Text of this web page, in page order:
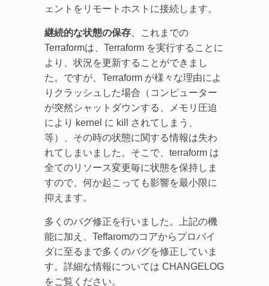
ェントをリモートホストに接続します。
継続的な状態の保存。これまでの
Terraformは、Terraform を実行することに
より、状況を更新することができまし
た。ですが、Terraform が様々な理由によ
りクラッシュした場合（コンピューター
が突然シャットダウンする、メモリ圧迫
により kernel に kill されてしまう、
等）、その時の状態に関する情報は失わ
れてしまいました。そこで、terraform は
全てのリソース変更毎に状態を保持しま
すので、何か起こっても影響を最小限に
抑えます。
多くのバグ修正を行いました。上記の機
能に加え、Teffaromのコアからプロバイ
ダに至るまで多くのバグを修正していま
す。詳細な情報については CHANGELOG
をご覧ください。